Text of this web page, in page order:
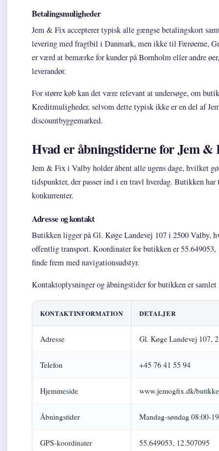
Betalingsmuligheder
Jem & Fix accepterer typisk alle gængse betalingskort
levering med fragtbil i Danmark, men ikke til Færøerne,
er værd at bemærke for kunder på Bornholm eller andre
leverandør.
For større køb kan det være relevant at undersøge, om
Kreditmuligheder, selvom dette typisk ikke er en del af
discountbyggemarked.
Hvad er åbningstiderne for Jem &
Jem & Fix i Valby holder åbent alle ugens dage, hvilket
tidspunkter, der passer ind i en travl hverdag. Butikken
konkurrenter.
Adresse og kontakt
Butikken ligger på Gl. Køge Landevej 107 i 2500
offentlig transport. Koordinater for butikken er
finde frem med navigationsudstyr.
Kontaktoplysninger og åbningstider for butikken er samlet
KONTAKTINFORMATION DETALJER
Adresse Gl. Køge Landevej 107,
Telefon +45 76 41 55 94
Hjemmeside www.jemogfix.dk/
Åbningstider Mandag-søndag 08:00-
GPS-koordinater 55.649053, 12.507095